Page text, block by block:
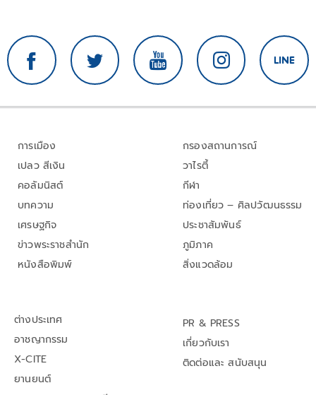
การเมือง
เปลว สีเงิน
คอลัมนิสต์
บทความ
เศรษฐกิจ
ข่าวพระราชสำนัก
หนังสือพิมพ์
กรองสถานการณ์
วาไรตี้
กีฬา
ท่องเที่ยว – ศิลปวัฒนธรรม
ประชาสัมพันธ์
ภูมิภาค
สิ่งแวดล้อม
ต่างประเทศ
อาชญากรรม
X-CITE
ยานยนต์
PR & PRESS
เกี่ยวกับเรา
ติดต่อและ สนับสนุน